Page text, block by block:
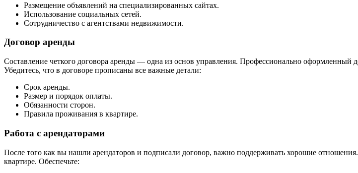
Размещение объявлений на специализированных сайтах.
Использование социальных сетей.
Сотрудничество с агентствами недвижимости.
Договор аренды
Составление четкого договора аренды — одна из основ управления. Профессионально оформленный
Убедитесь, что в договоре прописаны все важные детали:
Срок аренды.
Размер и порядок оплаты.
Обязанности сторон.
Правила проживания в квартире.
Работа с арендаторами
После того как вы нашли арендаторов и подписали договор, важно поддерживать хорошие
квартире. Обеспечьте: